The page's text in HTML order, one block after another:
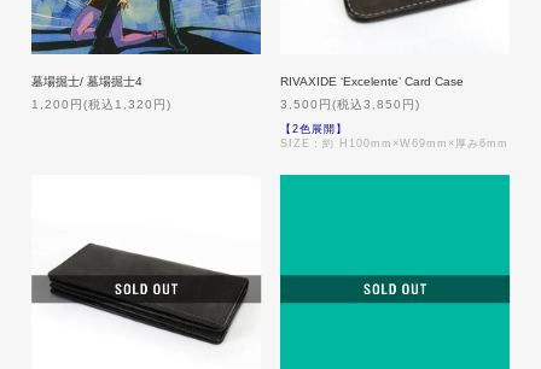
墓場掘士/ 墓場掘士4
1,200円(税込1,320円)
RIVAXIDE ‘Excelente’ Card Case
3,500円(税込3,850円)
【2色展開】
SIZE：約 H100mm×W69mm×厚み6mm